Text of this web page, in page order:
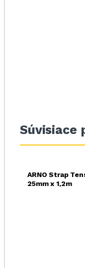
Súvisiace
ARNO Strap
25mm x 1,2m